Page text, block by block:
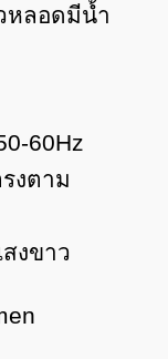
หลอดมีน้ำ
60Hz
งตาม
งขาว